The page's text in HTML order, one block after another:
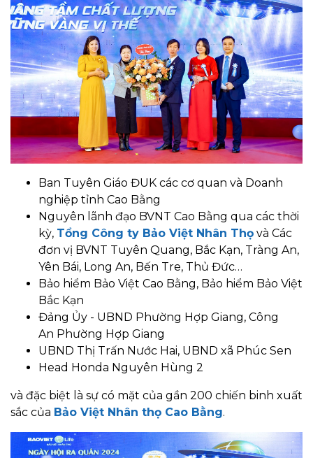
Ban Tuyên Giáo ĐUK các cơ quan và Doanh
nghiệp tỉnh Cao Bằng
Nguyên lãnh đạo BVNT Cao Bằng qua các thời
kỳ, Tổng Công ty Bảo Việt Nhân Thọ và Các
đơn vị BVNT Tuyên Quang, Bắc Kạn, Tràng An,
Yên Bái, Long An, Bến Tre, Thủ Đức…
Bảo hiểm Bảo Việt Cao Bằng, Bảo hiểm Bảo Việt
Bắc Kạn
Đảng Ủy - UBND Phường Hợp Giang, Công
An Phường Hợp Giang
UBND Thị Trấn Nước Hai, UBND xã Phúc Sen
Head Honda Nguyên Hùng 2
và đặc biệt là sự có mặt của gần 200 chiến binh xuất
sắc của Bảo Việt Nhân thọ Cao Bằng.